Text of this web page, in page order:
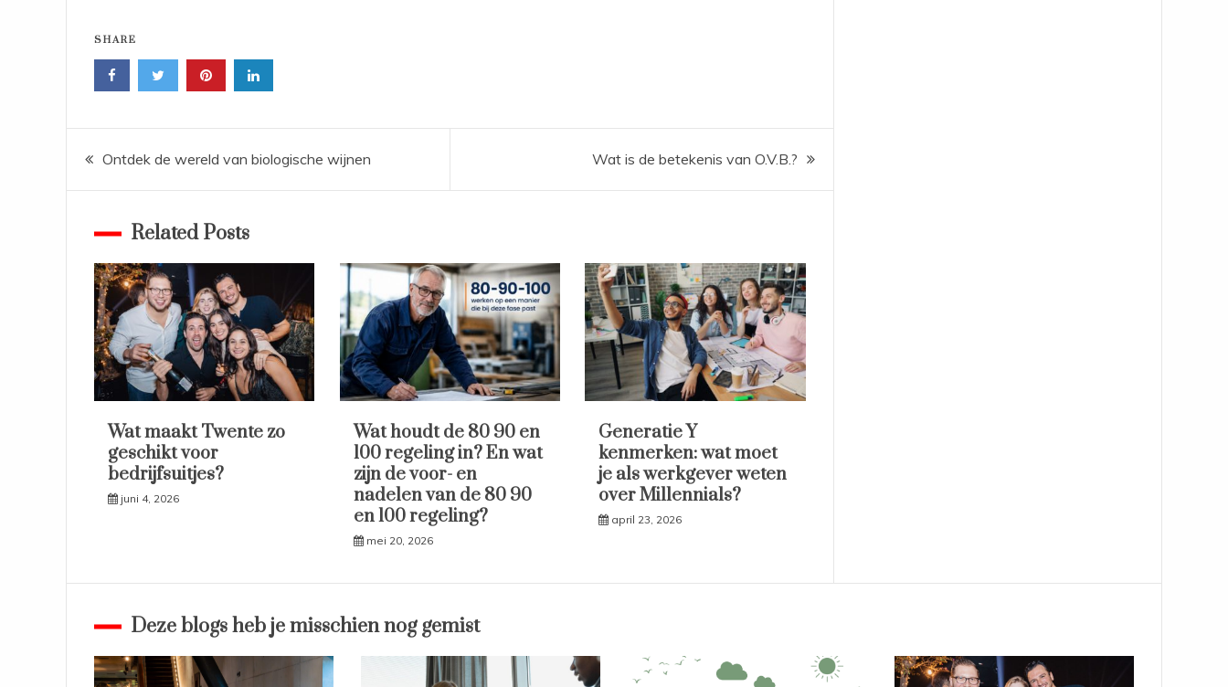
SHARE
Bericht
navigatie
Ontdek de wereld van biologische wijnen Wat is de betekenis van O.V.B.?
Related Posts
Wat maakt Twente zo
geschikt voor
bedrijfsuitjes?
juni 4, 2026
Wat houdt de 80 90 en
100 regeling in? En wat
zijn de voor- en
nadelen van de 80 90
en 100 regeling?
mei 20, 2026
Generatie Y
kenmerken: wat moet
je als werkgever weten
over Millennials?
april 23, 2026
Deze blogs heb je misschien nog gemist